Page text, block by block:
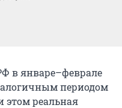
в январе–феврале
периодом
этом реальная